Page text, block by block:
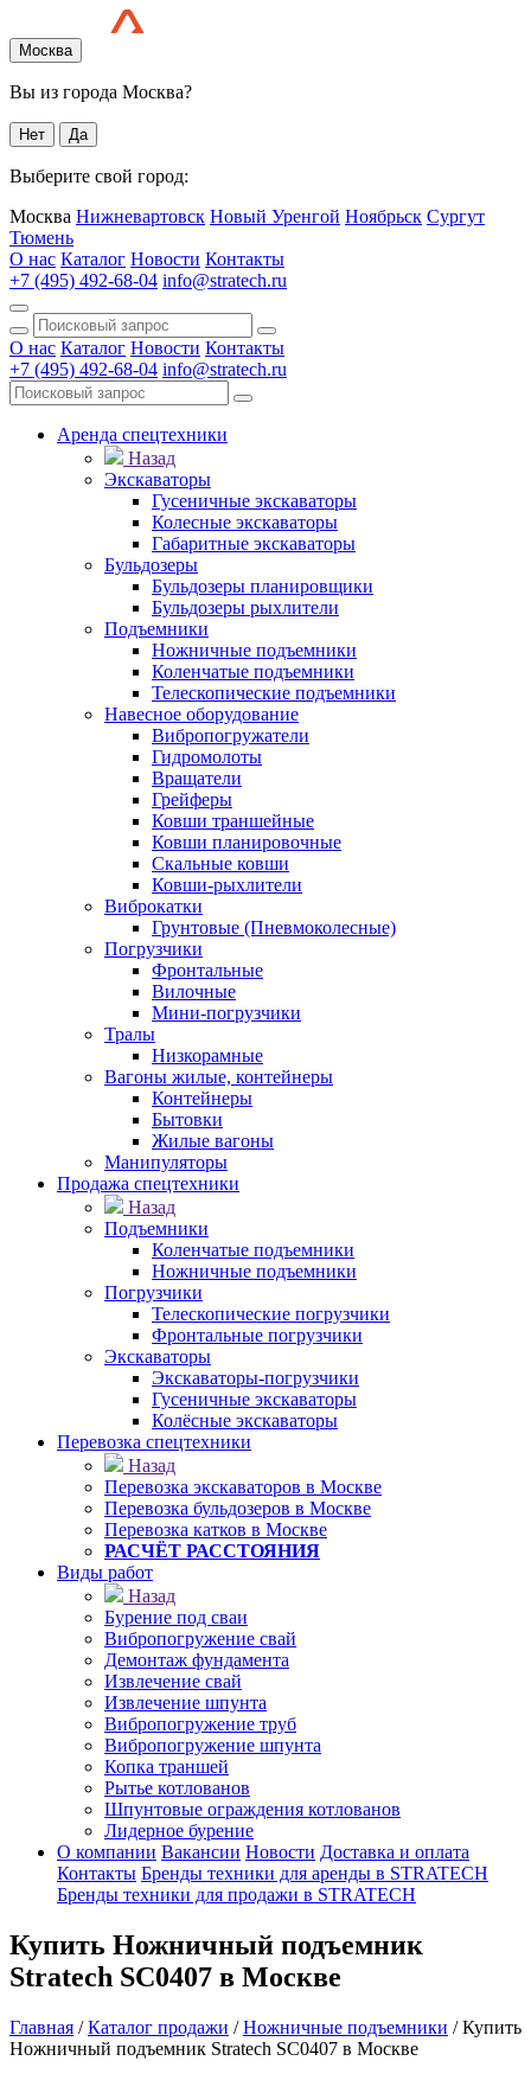
Москва
Вы из города Москва?
Нет Да
Выберите свой город:
Москва Нижневартовск Новый Уренгой Ноябрьск Сургут
Тюмень
О нас Каталог Новости Контакты
+7 (495) 492-68-04 info@stratech.ru
О нас Каталог Новости Контакты
+7 (495) 492-68-04 info@stratech.ru
Аренда спецтехники
Назад
Экскаваторы
Гусеничные экскаваторы
Колесные экскаваторы
Габаритные экскаваторы
Бульдозеры
Бульдозеры планировщики
Бульдозеры рыхлители
Подъемники
Ножничные подъемники
Коленчатые подъемники
Телескопические подъемники
Навесное оборудование
Вибропогружатели
Гидромолоты
Вращатели
Грейферы
Ковши траншейные
Ковши планировочные
Скальные ковши
Ковши-рыхлители
Виброкатки
Грунтовые (Пневмоколесные)
Погрузчики
Фронтальные
Вилочные
Мини-погрузчики
Тралы
Низкорамные
Вагоны жилые, контейнеры
Контейнеры
Бытовки
Жилые вагоны
Манипуляторы
Продажа спецтехники
Назад
Подъемники
Коленчатые подъемники
Ножничные подъемники
Погрузчики
Телескопические погрузчики
Фронтальные погрузчики
Экскаваторы
Экскаваторы-погрузчики
Гусеничные экскаваторы
Колёсные экскаваторы
Перевозка спецтехники
Назад
Перевозка экскаваторов в Москве
Перевозка бульдозеров в Москве
Перевозка катков в Москве
РАСЧЁТ РАССТОЯНИЯ
Виды работ
Назад
Бурение под сваи
Вибропогружение свай
Демонтаж фундамента
Извлечение свай
Извлечение шпунта
Вибропогружение труб
Вибропогружение шпунта
Копка траншей
Рытье котлованов
Шпунтовые ограждения котлованов
Лидерное бурение
О компании Вакансии Новости Доставка и оплата
Контакты Бренды техники для аренды в STRATECH
Бренды техники для продажи в STRATECH
Купить Ножничный подъемник
Stratech SC0407 в Москве
Главная / Каталог продажи / Ножничные подъемники / Купить
Ножничный подъемник Stratech SC0407 в Москве